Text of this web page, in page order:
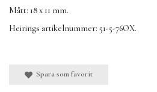
Mått: 18 x 11 mm.
Heirings artikelnummer: 51-5-76OX.
Spara som favorit